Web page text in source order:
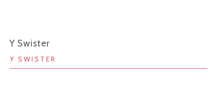
Y Swister
Y SWISTER